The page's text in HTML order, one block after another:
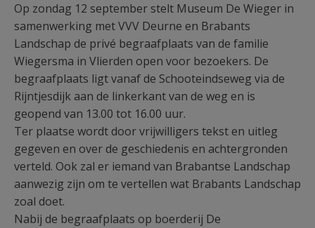
Op zondag 12 september stelt Museum De Wieger in
samenwerking met VVV Deurne en Brabants
Landschap de privé begraafplaats van de familie
Wiegersma in Vlierden open voor bezoekers. De
begraafplaats ligt vanaf de Schooteindseweg via de
Rijntjesdijk aan de linkerkant van de weg en is
geopend van 13.00 tot 16.00 uur.
Ter plaatse wordt door vrijwilligers tekst en uitleg
gegeven en over de geschiedenis en achtergronden
verteld. Ook zal er iemand van Brabantse Landschap
aanwezig zijn om te vertellen wat Brabants Landschap
zoal doet.
Nabij de begraafplaats op boerderij De